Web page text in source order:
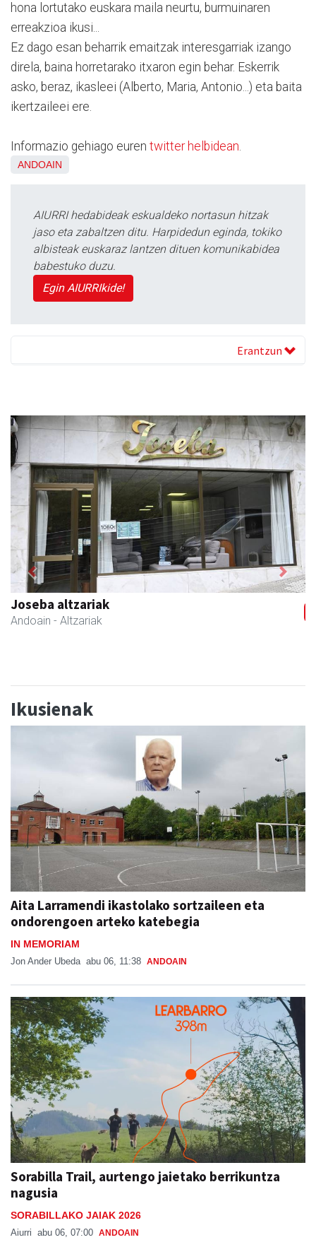
hona lortutako euskara maila neurtu, burmuinaren
erreakzioa ikusi...
Ez dago esan beharrik emaitzak interesgarriak izango
direla, baina horretarako itxaron egin behar. Eskerrik
asko, beraz, ikasleei (Alberto, Maria, Antonio...) eta baita
ikertzaileei ere.
Informazio gehiago euren twitter helbidean.
ANDOAIN
AIURRI hedabideak eskualdeko nortasun hitzak
jaso eta zabaltzen ditu. Harpidedun eginda, tokiko
albisteak euskaraz lantzen dituen komunikabidea
babestuko duzu.
Egin AIURRIkide!
Erantzun
Ormendi kirolak
Andoain - Kirol dendak
Previous Next
Ikusienak
Aita Larramendi ikastolako sortzaileen eta
ondorengoen arteko katebegia
IN MEMORIAM
Jon Ander Ubeda abu 06, 11:38 ANDOAIN
Sorabilla Trail, aurtengo jaietako berrikuntza
nagusia
SORABILLAKO JAIAK 2026
Aiurri abu 06, 07:00 ANDOAIN